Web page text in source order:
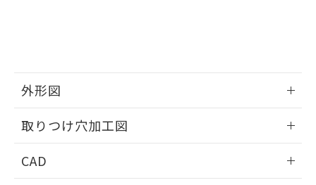
外形図
取りつけ穴加工図
CAD
り、2022年1月12日より割愛しておりま
す。